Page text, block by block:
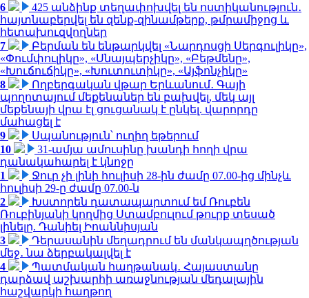
6
425 անձինք տեղափոխվել են ոստիկանություն․
հայտնաբերվել են զենք-զինամթերք, թմրամիջոց և
հետախուզվողներ
7
Բերման են ենթարկվել «Նարդոսցի Սերգուլիկը»,
«Փումփուլիկը», «Սնայպերչիկը», «Բեթմենը»,
«Խուճուճիկը», «Խուտուտիկը», «Այֆոնչիկը»
8
Ողբերգական վթար Երևանում․ Գայի
պողոտայում մեքենաներ են բախվել, մեկ այլ
մեքենայի վրա էլ ցուցանակ է ընկել. վարորդը
մահացել է
9
Սպանություն՝ ուղիղ եթերում
10
31-ամյա ամուսինը խանդի հողի վրա
դանակահարել է կնոջը
1
Ջուր չի լինի հուլիսի 28-ին ժամը 07.00-ից մինչև
հուլիսի 29-ը ժամը 07.00-ն
2
Խստորեն դատապարտում եմ Ռուբեն
Ռուբինյանի կողմից Ստամբուլում թուրք տեսած
լինելը. Դանիել Իոաննիսյան
3
Դերասանին մեղադրում են մանկապղծության
մեջ․ նա ձերբակալվել է
4
Պատմական հաղթանակ․ Հայաստանը
դարձավ աշխարհի առաջնության մեդալային
հաշվարկի հաղթող